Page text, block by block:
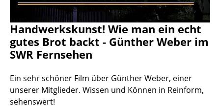
Handwerkskunst! Wie man ein echt
gutes Brot backt - Günther Weber im
SWR Fernsehen
Ein sehr schöner Film über Günther Weber, einer
unserer Mitglieder. Wissen und Können in Reinform,
sehenswert!